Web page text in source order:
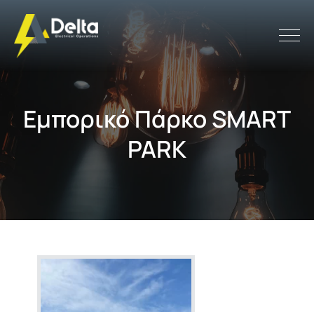
Εμπορικό Πάρκο SMART
PARK